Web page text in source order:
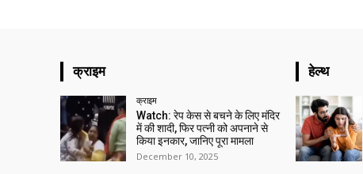
क्राइम
क्राइम
Watch: रेप केस से बचने के लिए मंदिर
में की शादी, फिर पत्नी को अपनाने से
किया इनकार, जानिए पूरा मामला
December 10, 2025
हेल्थ